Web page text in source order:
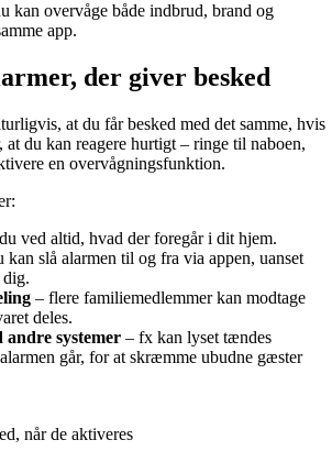
kan overvåge både indbrud, brand og
app.
der giver besked
at du får besked med det samme, hvis
at du kan reagere hurtigt – ringe til naboen,
en overvågningsfunktion.
ved altid, hvad der foregår i dit hjem.
kan slå alarmen til og fra via appen, uanset
– flere familiemedlemmer kan modtage
deles.
systemer – fx kan lyset tændes
går, for at skræmme ubudne gæster
når de aktiveres